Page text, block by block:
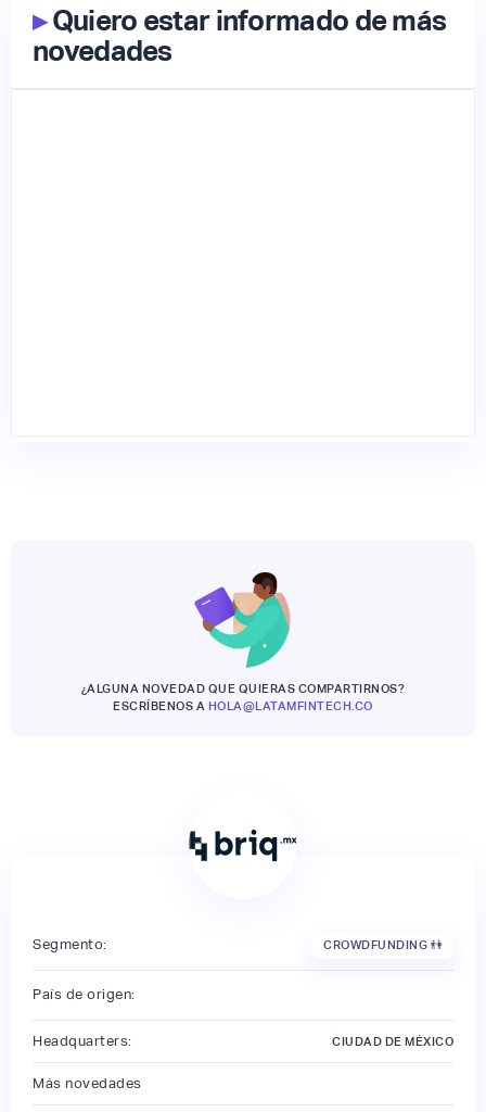
▸Quiero estar informado de más
novedades
¿ALGUNA NOVEDAD QUE QUIERAS COMPARTIRNOS?
ESCRÍBENOS A HOLA@LATAMFINTECH.CO
Segmento: CROWDFUNDING 👫
País de origen:
Headquarters: CIUDAD DE MÉXICO
Más novedades